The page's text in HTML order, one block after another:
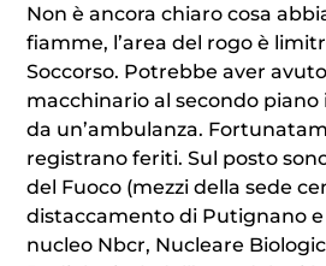
Non è ancora chiaro cosa
fiamme, l’area del rogo è
Soccorso. Potrebbe aver
macchinario al secondo
da un’ambulanza.
registrano feriti. Sul posto
del Fuoco (mezzi della sede
distaccamento di Putignano e
nucleo Nbcr, Nucleare